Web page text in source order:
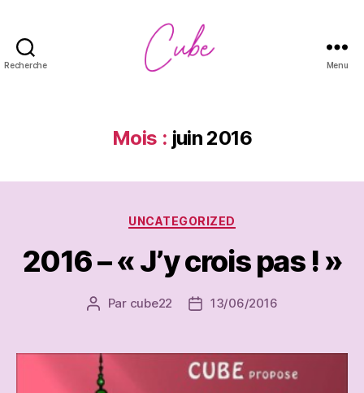
Recherche Menu
Mois : juin 2016
Catégories
UNCATEGORIZED
2016 – « J’y crois pas ! »
Auteur
Par cube22
Date13/06/2016